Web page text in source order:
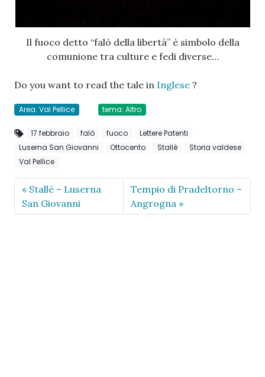
Il fuoco detto “falò della libertà” è simbolo della
comunione tra culture e fedi diverse…
Do you want to read the tale in Inglese ?
Area: Val Pellice tema: Altro
17 febbraio falò fuoco
Lettere Patenti
Luserna San Giovanni
Ottocento Stallè
Storia valdese
Val Pellice
Stallè – Luserna
San Giovanni
Tempio di Pradeltorno –
Angrogna